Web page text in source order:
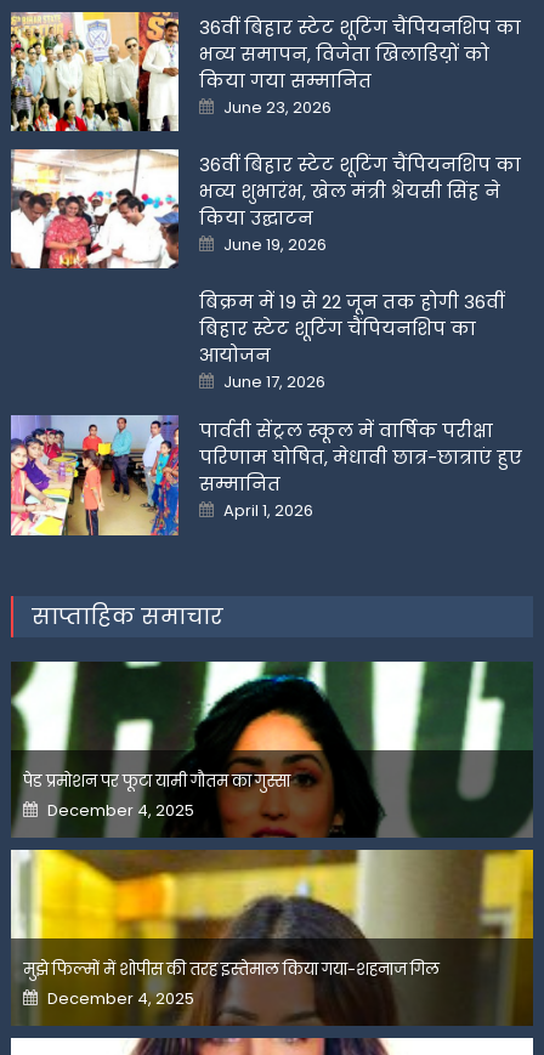
36वीं बिहार स्टेट शूटिंग चैंपियनशिप का
भव्य समापन, विजेता खिलाडिय़ों को
किया गया सम्मानित
Posted
on
June 23, 2026
36वीं बिहार स्टेट शूटिंग चैंपियनशिप का
भव्य शुभारंभ, खेल मंत्री श्रेयसी सिंह ने
किया उद्घाटन
Posted
on
June 19, 2026
बिक्रम में 19 से 22 जून तक होगी 36वीं
बिहार स्टेट शूटिंग चैंपियनशिप का
आयोजन
Posted
on
June 17, 2026
पार्वती सेंट्रल स्कूल में वार्षिक परीक्षा
परिणाम घोषित, मेधावी छात्र-छात्राएं हुए
सम्मानित
Posted
on
April 1, 2026
साप्ताहिक समाचार
पेड प्रमोशन पर फूटा यामी गौतम का गुस्सा
Posted
on
December 4, 2025
मुझे फिल्मों में शोपीस की तरह इस्तेमाल किया गया-शहनाज गिल
Posted
on
December 4, 2025